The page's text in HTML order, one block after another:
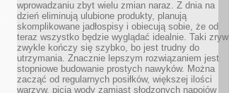
wprowadzaniu zbyt wielu zmian naraz. Z dnia na
dzień eliminują ulubione produkty, planują
skomplikowane jadłospisy i obiecują sobie, że od
teraz wszystko będzie wyglądać idealnie. Taki zryw
zwykle kończy się szybko, bo jest trudny do
utrzymania. Znacznie lepszym rozwiązaniem jest
stopniowe budowanie prostych nawyków. Można
zacząć od regularnych posiłków, większej ilości
warzyw, picia wody zamiast słodzonych napojów